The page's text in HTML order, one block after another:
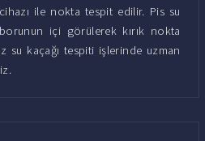
ile nokta tespit edilir. Pis su
içi görülerek kırık nokta
su kaçağı tespiti işlerinde uzman